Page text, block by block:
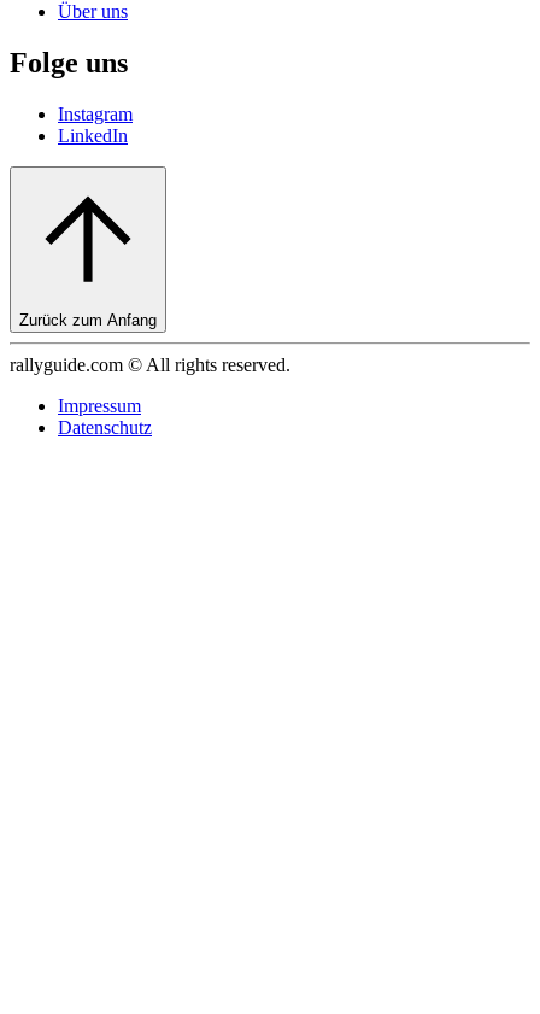
Über uns
Folge uns
Instagram
LinkedIn
Zurück zum Anfang
rallyguide.com © All rights reserved.
Impressum
Datenschutz